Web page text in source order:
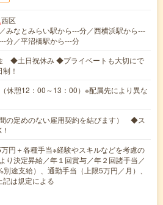
西区
みなとみらい駅から---分／西横浜駅から---
分／平沼橋駅から---分
◆土日祝休み ◆プライベートも大切にで
！
休憩12：00～13：00）※配属先により異な
の定めのない雇用契約を結びます） ◆ス
円＋各種手当※経験やスキルなどを考慮の
り決定昇給／年１回賞与／年２回諸手当／
途支給）、通勤手当（上限5万円／月）、
は規定による